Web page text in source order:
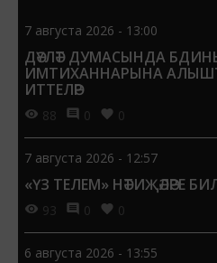
7 августа 2026 - 13:00
ДӘҮЛӘТ ДУМАСЫНДА БДИНЫ
ИМТИХАННАРЫНА
ИТТЕЛӘР
88 0 0
7 августа 2026 - 12:57
«ҮЗ ТЕЛЕМ» НӘТИҖӘЛӘРЕ
93 0 0
6 августа 2026 - 13:55